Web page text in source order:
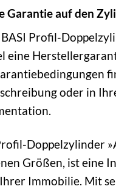
Garantie auf den
BASI Profil-
eine
oder in
Doppelzylinder
Größen, ist eine
Immobilie. Mit